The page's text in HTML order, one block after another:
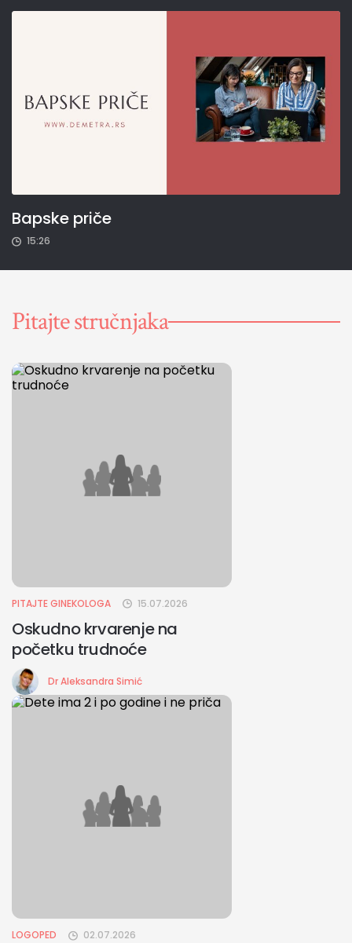
15:26
Bapske priče
Pitajte stručnjaka
PITAJTE GINEKOLOGA 15.07.2026
Oskudno krvarenje na
početku trudnoće
Dr Aleksandra Simić
LOGOPED 02.07.2026